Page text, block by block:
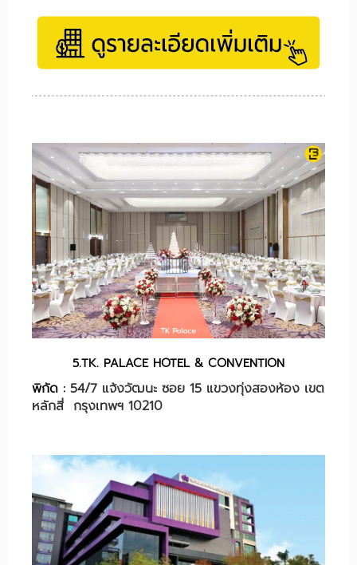
5.TK. PALACE HOTEL & CONVENTION
พิกัด : 54/7 แจ้งวัฒนะ ซอย 15 แขวงทุ่งสองห้อง เขต
หลักสี่ กรุงเทพฯ 10210